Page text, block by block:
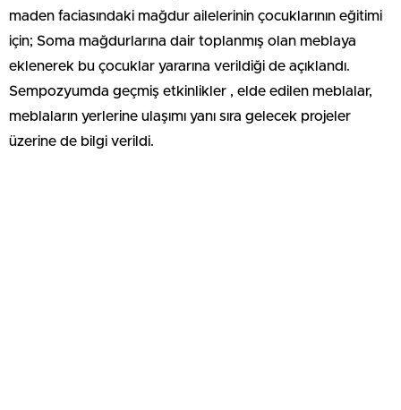
maden faciasındaki mağdur ailelerinin çocuklarının eğitimi
için; Soma mağdurlarına dair toplanmış olan meblaya
eklenerek bu çocuklar yararına verildiği de açıklandı.
Sempozyumda geçmiş etkinlikler , elde edilen meblalar,
meblaların yerlerine ulaşımı yanı sıra gelecek projeler
üzerine de bilgi verildi.